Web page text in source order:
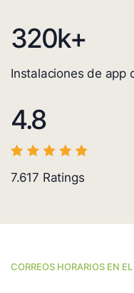
320k+
Instalaciones de app
4.8
7.617 Ratings
CORREOS HORARIOS EN